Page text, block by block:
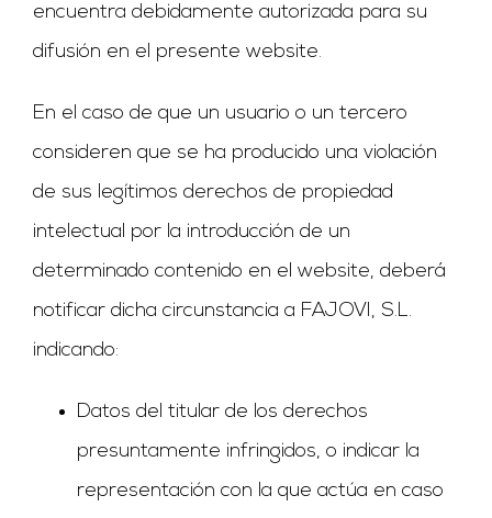
encuentra debidamente autorizada para su
difusión en el presente website.
En el caso de que un usuario o un tercero
consideren que se ha producido una violación
de sus legítimos derechos de propiedad
intelectual por la introducción de un
determinado contenido en el website, deberá
notificar dicha circunstancia a FAJOVI, S.L.
indicando:
Datos del titular de los derechos
presuntamente infringidos, o indicar la
representación con la que actúa en caso